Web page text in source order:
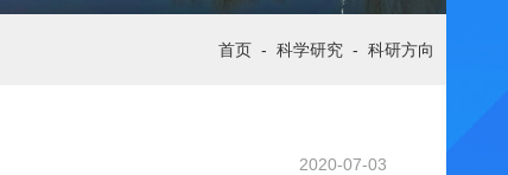
首页 - 科学研究 - 科研方向
2020-07-03